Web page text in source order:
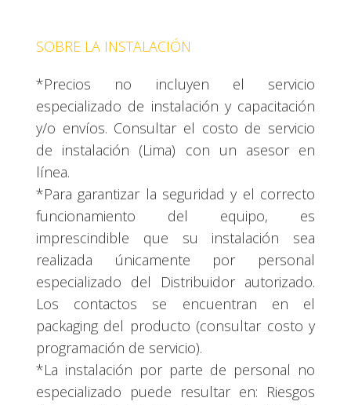
SOBRE LA INSTALACIÓN
*Precios no incluyen el servicio
especializado de instalación y capacitación
y/o envíos. Consultar el costo de servicio
de instalación (Lima) con un asesor en
línea.
*Para garantizar la seguridad y el correcto
funcionamiento del equipo, es
imprescindible que su instalación sea
realizada únicamente por personal
especializado del Distribuidor autorizado.
Los contactos se encuentran en el
packaging del producto (consultar costo y
programación de servicio).
*La instalación por parte de personal no
especializado puede resultar en: Riesgos